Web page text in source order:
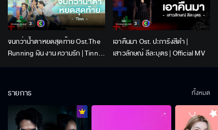
จนกว่าน้ำตาหยดสุดท้าย Ost.The
Running เงิน งาน ความรัก | Tinn |
เอาคืนมา Ost. ปะการังสีดำ |
เสาวลักษณ์ ลีละบุตร | Official MV
รายการ ทั้งหมด